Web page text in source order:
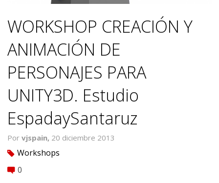
WORKSHOP CREACIÓN Y
ANIMACIÓN DE
PERSONAJES PARA
UNITY3D. Estudio
EspadaySantaruz
Por vjspain, 20 diciembre 2013
tag Workshops
comment 0